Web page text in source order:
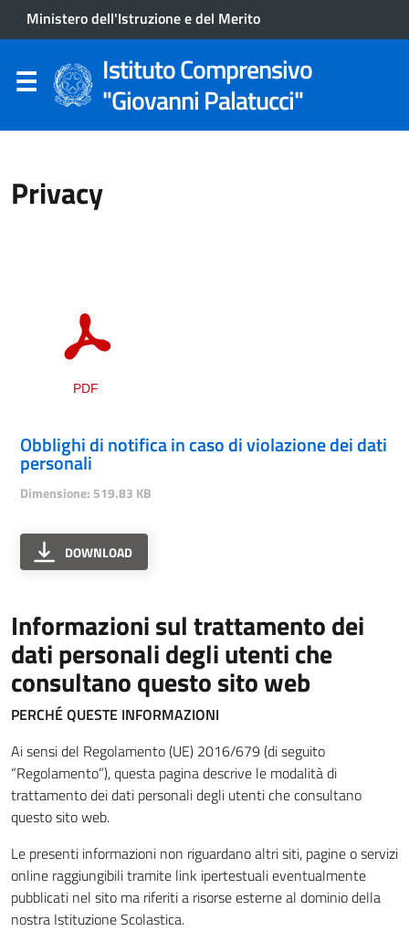
Ministero dell'Istruzione e del Merito
Istituto Comprensivo
"Giovanni Palatucci"
Privacy
Obblighi di notifica in caso di violazione dei dati
personali
Dimensione: 519.83 KB
DOWNLOAD
Informazioni sul trattamento dei
dati personali degli utenti che
consultano questo sito web
PERCHÉ QUESTE INFORMAZIONI
Ai sensi del Regolamento (UE) 2016/679 (di seguito
“Regolamento”), questa pagina descrive le modalità di
trattamento dei dati personali degli utenti che consultano
questo sito web.
Le presenti informazioni non riguardano altri siti, pagine o servizi
online raggiungibili tramite link ipertestuali eventualmente
pubblicati nel sito ma riferiti a risorse esterne al dominio della
nostra Istituzione Scolastica.